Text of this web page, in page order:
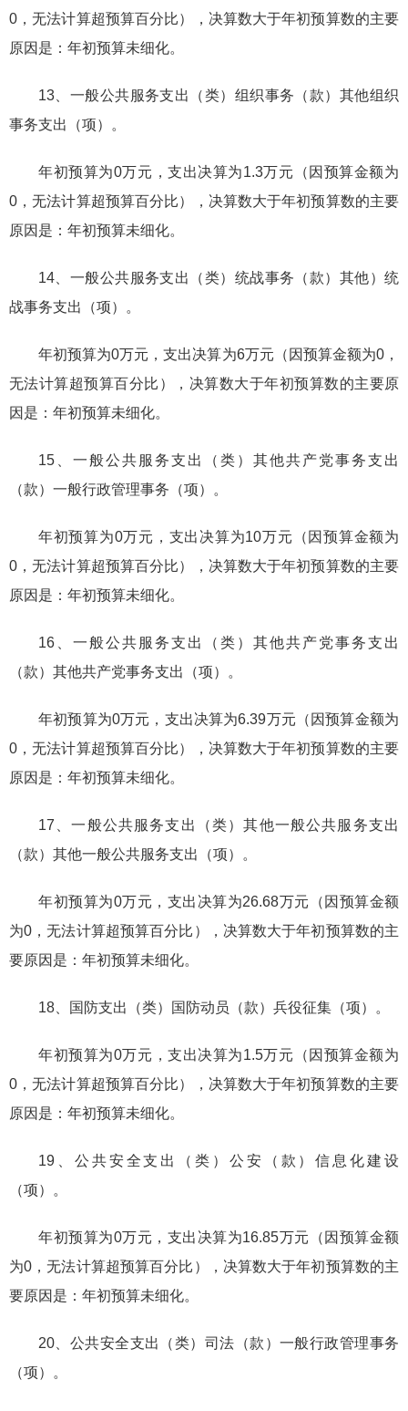
0，无法计算超预算百分比），决算数大于年初预算数的主要
原因是：年初预算未细化。
13、一般公共服务支出（类）组织事务（款）其他组织
事务支出（项）。
年初预算为0万元，支出决算为1.3万元（因预算金额为
0，无法计算超预算百分比），决算数大于年初预算数的主要
原因是：年初预算未细化。
14、一般公共服务支出（类）统战事务（款）其他）统
战事务支出（项）。
年初预算为0万元，支出决算为6万元（因预算金额为0，
无法计算超预算百分比），决算数大于年初预算数的主要原
因是：年初预算未细化。
15、一般公共服务支出（类）其他共产党事务支出
（款）一般行政管理事务（项）。
年初预算为0万元，支出决算为10万元（因预算金额为
0，无法计算超预算百分比），决算数大于年初预算数的主要
原因是：年初预算未细化。
16、一般公共服务支出（类）其他共产党事务支出
（款）其他共产党事务支出（项）。
年初预算为0万元，支出决算为6.39万元（因预算金额为
0，无法计算超预算百分比），决算数大于年初预算数的主要
原因是：年初预算未细化。
17、一般公共服务支出（类）其他一般公共服务支出
（款）其他一般公共服务支出（项）。
年初预算为0万元，支出决算为26.68万元（因预算金额
为0，无法计算超预算百分比），决算数大于年初预算数的主
要原因是：年初预算未细化。
18、国防支出（类）国防动员（款）兵役征集（项）。
年初预算为0万元，支出决算为1.5万元（因预算金额为
0，无法计算超预算百分比），决算数大于年初预算数的主要
原因是：年初预算未细化。
19、公共安全支出（类）公安（款）信息化建设
（项）。
年初预算为0万元，支出决算为16.85万元（因预算金额
为0，无法计算超预算百分比），决算数大于年初预算数的主
要原因是：年初预算未细化。
20、公共安全支出（类）司法（款）一般行政管理事务
（项）。